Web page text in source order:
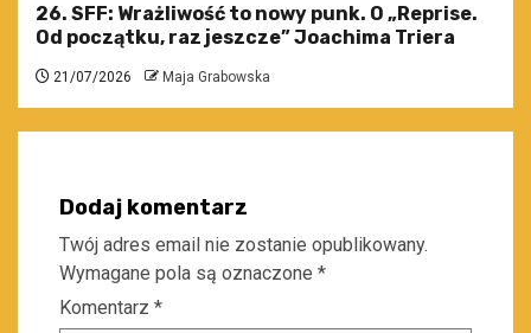
26. SFF: Wrażliwość to nowy punk. O „Reprise.
Od początku, raz jeszcze” Joachima Triera
21/07/2026 Maja Grabowska
Dodaj komentarz
Twój adres email nie zostanie opublikowany.
Wymagane pola są oznaczone *
Komentarz *